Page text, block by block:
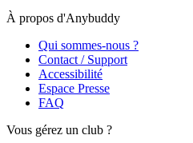
À propos d'Anybuddy
Qui sommes-nous ?
Contact / Support
Accessibilité
Espace Presse
FAQ
Vous gérez un club ?